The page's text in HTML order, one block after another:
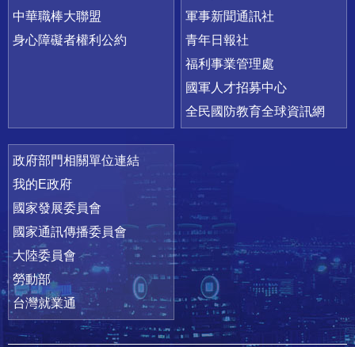
中華職棒大聯盟
身心障礙者權利公約
軍事新聞通訊社
青年日報社
福利事業管理處
國軍人才招募中心
全民國防教育全球資訊網
政府部門相關單位連結
我的E政府
國家發展委員會
國家通訊傳播委員會
大陸委員會
勞動部
台灣就業通